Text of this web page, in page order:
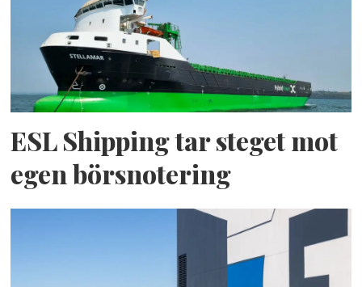
ESL Shipping tar steget mot
egen börsnotering